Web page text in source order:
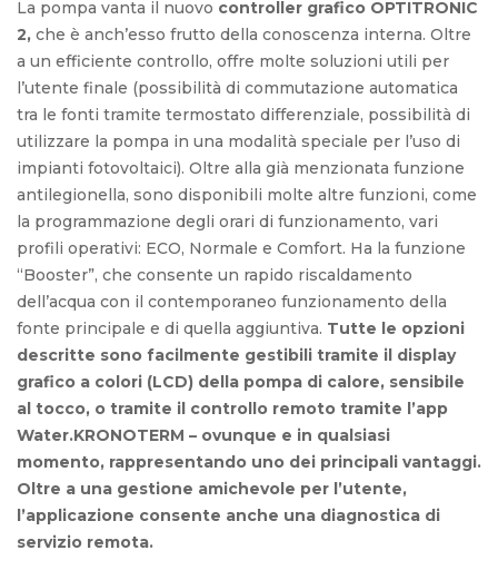
La pompa vanta il nuovo controller grafico OPTITRONIC
2, che è anch’esso frutto della conoscenza interna. Oltre
a un efficiente controllo, offre molte soluzioni utili per
l’utente finale (possibilità di commutazione automatica
tra le fonti tramite termostato differenziale, possibilità di
utilizzare la pompa in una modalità speciale per l’uso di
impianti fotovoltaici). Oltre alla già menzionata funzione
antilegionella, sono disponibili molte altre funzioni, come
la programmazione degli orari di funzionamento, vari
profili operativi: ECO, Normale e Comfort. Ha la funzione
“Booster”, che consente un rapido riscaldamento
dell’acqua con il contemporaneo funzionamento della
fonte principale e di quella aggiuntiva. Tutte le opzioni
descritte sono facilmente gestibili tramite il display
grafico a colori (LCD) della pompa di calore, sensibile
al tocco, o tramite il controllo remoto tramite l’app
Water.KRONOTERM – ovunque e in qualsiasi
momento, rappresentando uno dei principali vantaggi.
Oltre a una gestione amichevole per l’utente,
l’applicazione consente anche una diagnostica di
servizio remota.